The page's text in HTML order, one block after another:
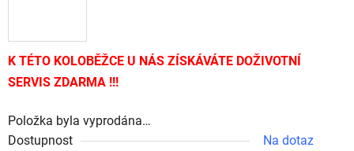
K TÉTO KOLOBĚŽCE U NÁS ZÍSKÁVÁTE DOŽIVOTNÍ
SERVIS ZDARMA !!!
Položka byla vyprodána…
Dostupnost
Na dotaz